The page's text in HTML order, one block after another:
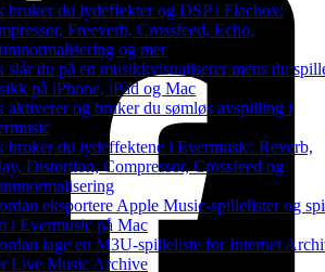
bruker du lydeffekter og DSP i Flacbox:
Freeverb, Crossfeed, Echo,
og mer
slår du på en musikkvisualiserer mens du
på iPhone, iPad og Mac
aktiverer og bruker du sømløs avspilling i
bruker du lydeffektene i Evermusic: Reverb,
Distortion, Compressor, Crossfeed og
eksportere Apple Music-spillelister og
i Evermusic på Mac
lage en M3U-spilleliste for Internet
Live Music Archive